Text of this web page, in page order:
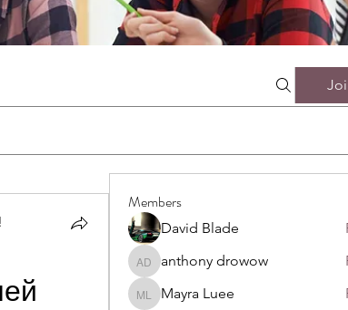
Рекомендовано Администрацией
Members
David Blade
anthony drowow
anthony drowow
Mayra Luee
Mayra Luee